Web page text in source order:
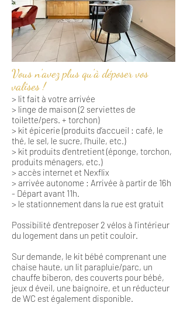
Vous n'avez plus qu'à déposer vos
valises !
> lit fait à votre arrivée
> linge de maison (2 serviettes de
toilette/pers. + torchon)
> kit épicerie (produits d’accueil : café, le
thé, le sel, le sucre, l’huile, etc.)
> kit produits d'entretient (éponge, torchon,
produits ménagers, etc.)
> accès internet et Nexflix
> arrivée autonome : Arrivée à partir de 16h
- Départ avant 11h.
> le stationnement dans la rue est gratuit
Possibilité d'entreposer 2 vélos à l'intérieur
du logement dans un petit couloir.
Sur demande, le kit bébé comprenant une
chaise haute, un lit parapluie/parc, un
chauffe biberon, des couverts pour bébé,
jeux d éveil, une baignoire, et un réducteur
de WC est également disponible.